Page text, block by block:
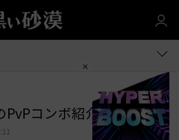
PvPコンボ紹介